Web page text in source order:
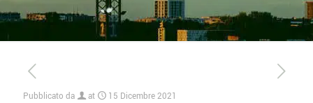
Pubblicato da at 15 Dicembre 2021